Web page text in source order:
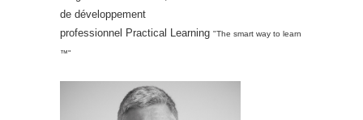
de développement
professionnel Practical Learning "The smart way to learn
™"